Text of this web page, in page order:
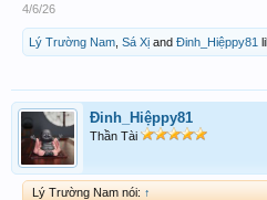
4/6/26
Lý Trường Nam Sá Xị and Đinh_Hiệppy81
Đinh_Hiệppy81
Thần Tài
Lý Trường Nam nói: ↑